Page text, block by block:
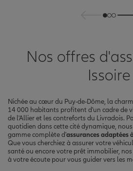
Nos offres
Issoire
Nichée au cœur du Puy-de-Dôme, la
14 000 habitants profitent d'un cadre de
de l'Allier et les contreforts du Livradois.
quotidien dans cette cité dynamique,
gamme complète d'assurances adaptées
Que vous cherchiez à assurer votre
santé ou encore votre prêt immobilier,
à votre écoute pour vous guider vers les